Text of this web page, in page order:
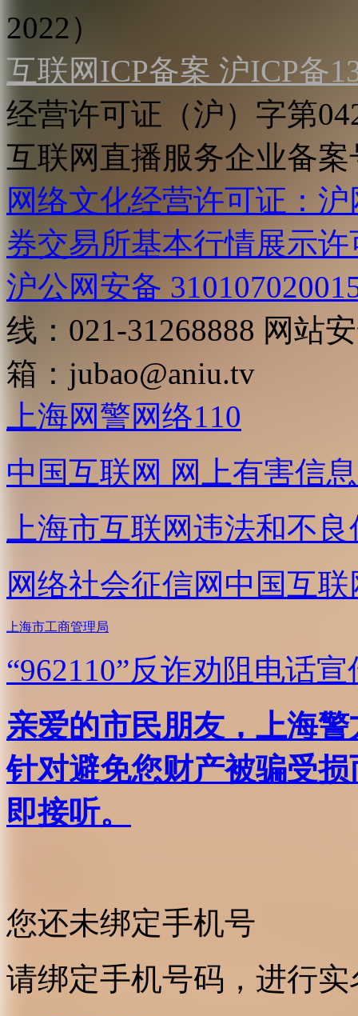
2022）
互联网ICP备案 沪ICP备
经营许可证（沪）字第
互联网直播服务企业备案
网络文化经营许可证：
券交易所基本行情展示许
沪公网安备
线：021-31268888 网站
箱： jubao@aniu.tv
上海网警网络110
中国互联网 网上有害信
上海市互联网违法和不
网络社会征信网 中国互
上海市工商管理局
“962110”反诈劝阻电话宣
亲爱的市民朋友，上海
针对避免您财产被骗受
即接听。
您还未绑定手机号
请绑定手机号码，进行